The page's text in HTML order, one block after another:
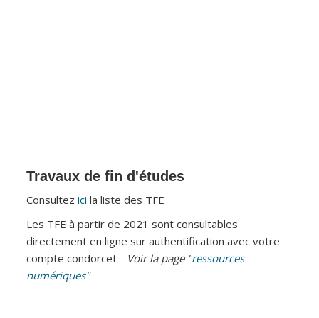
Travaux de fin d'études
Consultez ici la liste des TFE
Les TFE à partir de 2021 sont consultables
directement en ligne sur authentification avec votre
compte condorcet - Voir la page "ressources
numériques"